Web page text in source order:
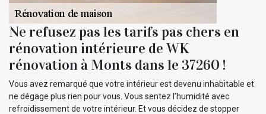
Ne refusez pas les tarifs pas chers en
rénovation intérieure de WK
rénovation à Monts dans le 37260 !
Vous avez remarqué que votre intérieur est devenu inhabitable et
ne dégage plus rien pour vous. Vous sentez l’humidité avec
refroidissement de votre intérieur. Et vous décidez de stopper